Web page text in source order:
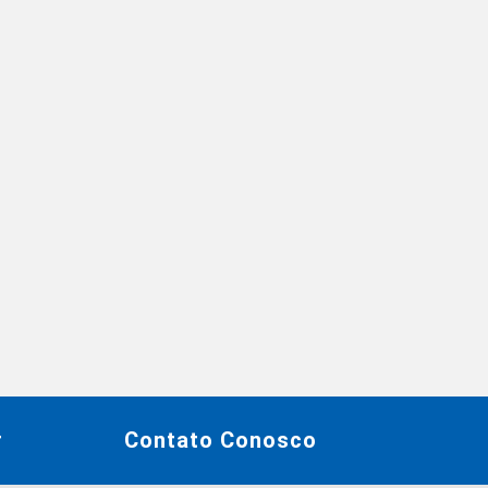
Contato Conosco